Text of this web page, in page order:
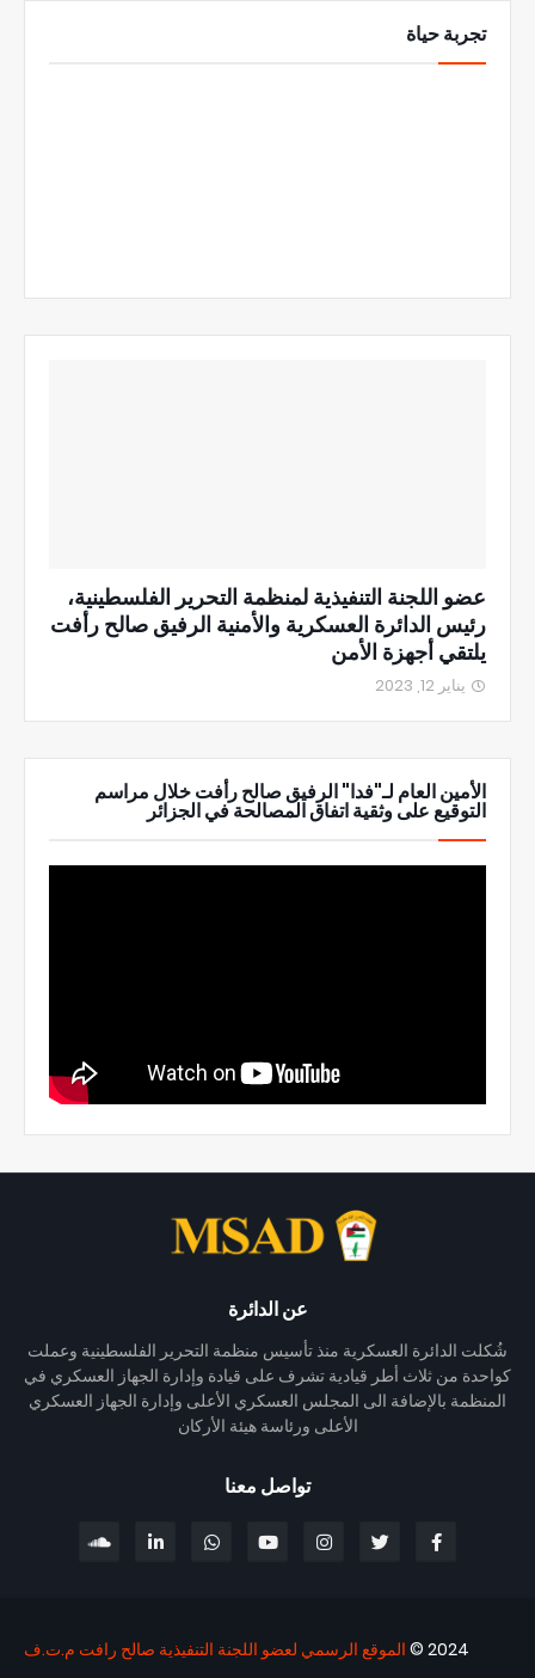
تجربة حياة
عضو اللجنة التنفيذية لمنظمة التحرير الفلسطينية،
رئيس الدائرة العسكرية والأمنية الرفيق صالح رأفت
يلتقي أجهزة الأمن
يناير 12, 2023
الأمين العام لـ"فدا" الرفيق صالح رأفت خلال مراسم
التوقيع على وثقية اتفاق المصالحة في الجزائر
عن الدائرة
شُكلت الدائرة العسكرية منذ تأسيس منظمة التحرير الفلسطينية وعملت
كواحدة من ثلاث أطر قيادية تشرف على قيادة وإدارة الجهاز العسكري في
المنظمة بالإضافة الى المجلس العسكري الأعلى وإدارة الجهاز العسكري
الأعلى ورئاسة هيئة الأركان
تواصل معنا
2024 © الموقع الرسمي لعضو اللجنة التنفيذية صالح رافت م.ت.ف